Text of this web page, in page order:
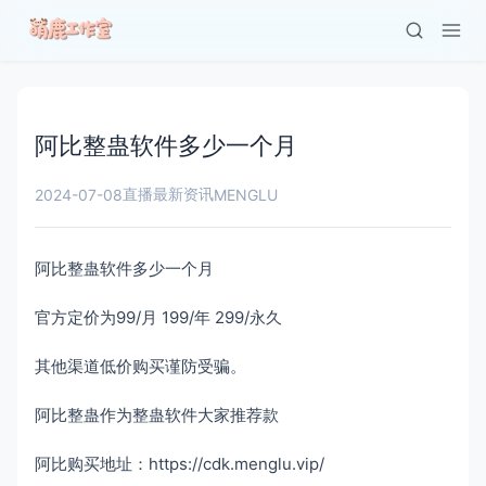
阿比整蛊软件多少一个月
2024-07-08直播最新资讯MENGLU
阿比整蛊软件多少一个月
官方定价为99/月 199/年 299/永久
其他渠道低价购买谨防受骗。
阿比整蛊作为整蛊软件大家推荐款
阿比购买地址：https://cdk.menglu.vip/